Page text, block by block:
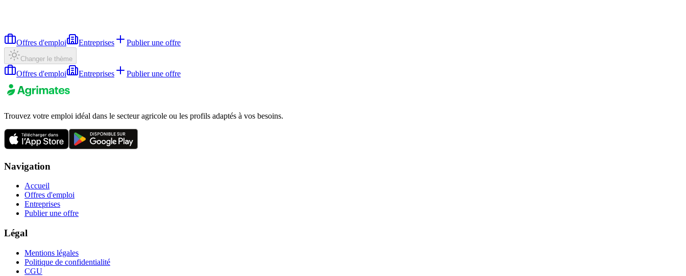
Offres d'emploi Entreprises Publier une offre
Changer le thème
Offres d'emploi Entreprises Publier une offre
Trouvez votre emploi idéal dans le secteur agricole ou les profils adaptés à vos besoins.
Navigation
Accueil
Offres d'emploi
Entreprises
Publier une offre
Légal
Mentions légales
Politique de confidentialité
CGU